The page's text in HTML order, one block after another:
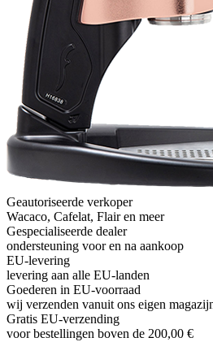
Geautoriseerde verkoper
Wacaco, Cafelat, Flair en meer
Gespecialiseerde dealer
ondersteuning voor en na aankoop
EU-levering
levering aan alle EU-landen
Goederen in EU-voorraad
wij verzenden vanuit ons eigen
Gratis EU-verzending
voor bestellingen boven de 200,00 €